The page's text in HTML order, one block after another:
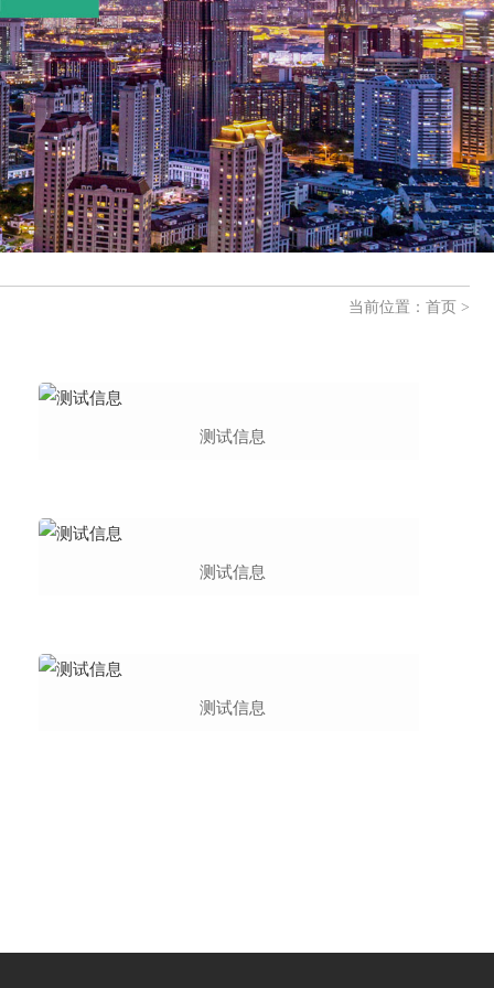
当前位置： 首页 >
测试信息
测试信息
测试信息